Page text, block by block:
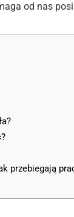
od nas
przebiegają